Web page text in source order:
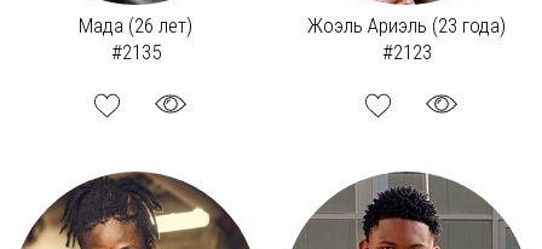
Мада (26 лет)
#2135
Жоэль Ариэль (23 года)
#2123